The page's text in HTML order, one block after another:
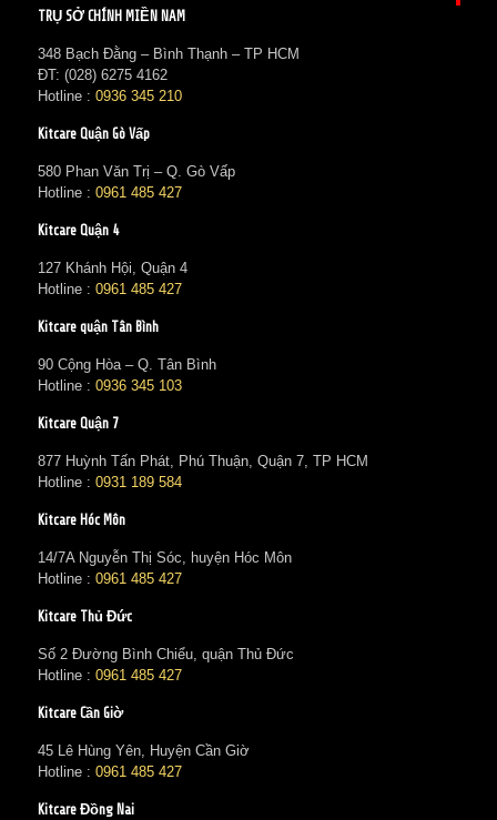
TRỤ SỞ CHÍNH MIỀN NAM
348 Bạch Đằng – Bình Thạnh – TP HCM
ĐT: (028) 6275 4162
Hotline : 0936 345 210
Kitcare Quận Gò Vấp
580 Phan Văn Trị – Q. Gò Vấp
Hotline : 0961 485 427
Kitcare Quận 4
127 Khánh Hội, Quận 4
Hotline : 0961 485 427
Kitcare quận Tân Bình
90 Cộng Hòa – Q. Tân Bình
Hotline : 0936 345 103
Kitcare Quận 7
877 Huỳnh Tấn Phát, Phú Thuận, Quận 7, TP HCM
Hotline : 0931 189 584
Kitcare Hóc Môn
14/7A Nguyễn Thị Sóc, huyện Hóc Môn
Hotline : 0961 485 427
Kitcare Thủ Đức
Số 2 Đường Bình Chiểu, quận Thủ Đức
Hotline : 0961 485 427
Kitcare Cần Giờ
45 Lê Hùng Yên, Huyện Cần Giờ
Hotline : 0961 485 427
Kitcare Đồng Nai